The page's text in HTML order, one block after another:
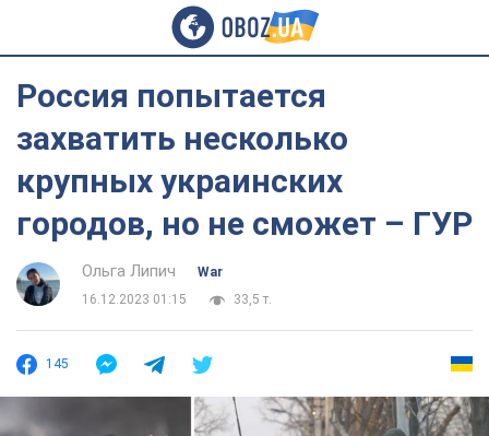
Россия попытается
захватить несколько
крупных украинских
городов, но не сможет – ГУР
Ольга Липич
War
16.12.2023 01:15
33,5 т.
145